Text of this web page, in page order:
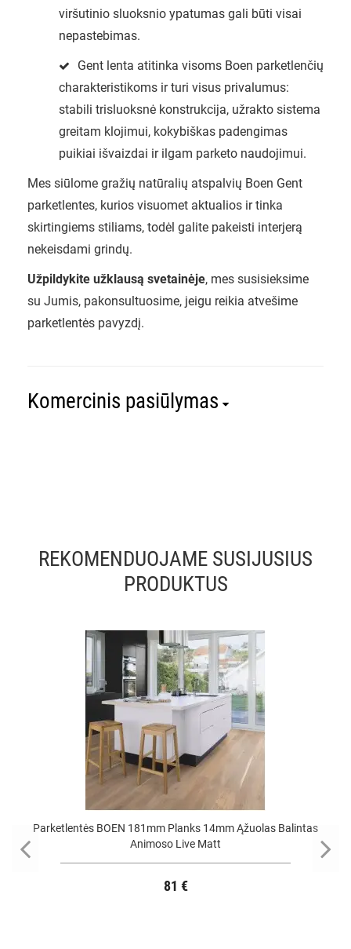
viršutinio sluoksnio ypatumas gali būti visai
nepastebimas.
Gent lenta atitinka visoms Boen parketlenčių
charakteristikoms ir turi visus privalumus:
stabili trisluoksnė konstrukcija, užrakto sistema
greitam klojimui, kokybiškas padengimas
puikiai išvaizdai ir ilgam parketo naudojimui.
Mes siūlome gražių natūralių atspalvių Boen Gent
parketlentes, kurios visuomet aktualios ir tinka
skirtingiems stiliams, todėl galite pakeisti interjerą
nekeisdami grindų.
Užpildykite užklausą svetainėje, mes susisieksime
su Jumis, pakonsultuosime, jeigu reikia atvešime
parketlentės pavyzdį.
Komercinis pasiūlymas
REKOMENDUOJAME SUSIJUSIUS
PRODUKTUS
Parketlentės BOEN 181mm Planks 14mm Ąžuolas Balintas
Animoso Live Matt
81 €